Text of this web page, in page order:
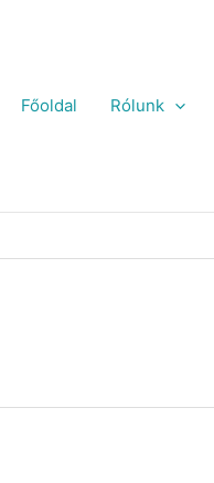
Főoldal Rólunk